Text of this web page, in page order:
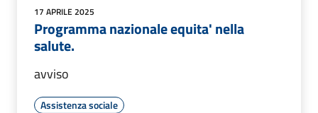
17 APRILE 2025
Programma nazionale equita' nella
salute.
avviso
Assistenza sociale